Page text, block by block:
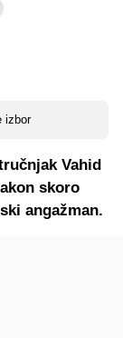
izbor
Vahid
skoro
angažman.